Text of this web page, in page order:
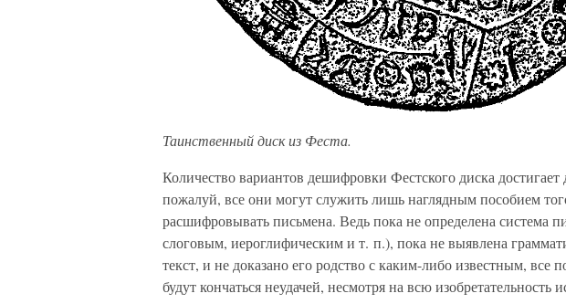
Таинственный диск из Феста.
Количество вариантов дешифровки Фестского диска достигает
пожалуй, все они могут служить лишь наглядным пособием
расшифровывать письмена. Ведь пока не определена система
слоговым, иероглифическим и т. п.), пока не выявлена
текст, и не доказано его родство с каким-либо известным,
будут кончаться неудачей, несмотря на всю изобретательность